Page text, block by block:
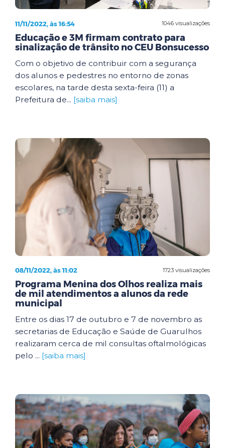
1046 visualizações
11/11/2022, às 16:54
Educação e 3M firmam contrato para
sinalização de trânsito no CEU Bonsucesso
Com o objetivo de contribuir com a segurança
dos alunos e pedestres no entorno de zonas
escolares, na tarde desta sexta-feira (11) a
Prefeitura de... [saiba mais]
1723 visualizações
08/11/2022, às 11:02
Programa Menina dos Olhos realiza mais
de mil atendimentos a alunos da rede
municipal
Entre os dias 17 de outubro e 7 de novembro as
secretarias de Educação e Saúde de Guarulhos
realizaram cerca de mil consultas oftalmológicas
pelo ... [saiba mais]